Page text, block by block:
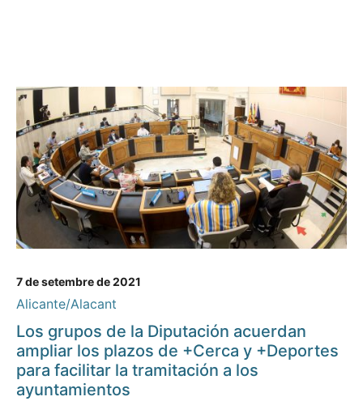
7 de setembre de 2021
Alicante/Alacant
Los grupos de la Diputación acuerdan
ampliar los plazos de +Cerca y +Deportes
para facilitar la tramitación a los
ayuntamientos